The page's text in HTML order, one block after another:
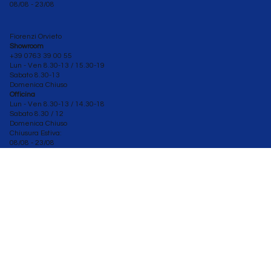
08/08 - 23/08
Fiorenzi Orvieto
Showroom
+39 0763 39 00 55
Lun - Ven 8.30-13 / 15.30-19
Sabato 8.30-13
Domenica Chiuso
Officina
Lun - Ven 8.30-13 / 14.30-18
Sabato 8.30 / 12
Domenica Chiuso
Chiusura Estiva:
08/08 - 23/08